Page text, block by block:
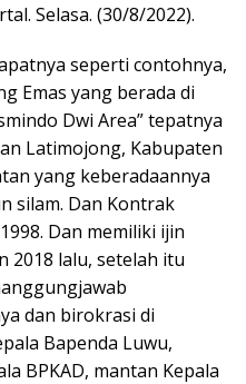
Selasa. (30/8/2022).
seperti contohnya,
Emas yang berada di
Dwi Area” tepatnya
Latimojong, Kabupaten
yang keberadaannya
silam. Dan Kontrak
Dan memiliki ijin
2018 lalu, setelah itu
dan birokrasi di
Bapenda Luwu,
BPKAD, mantan Kepala